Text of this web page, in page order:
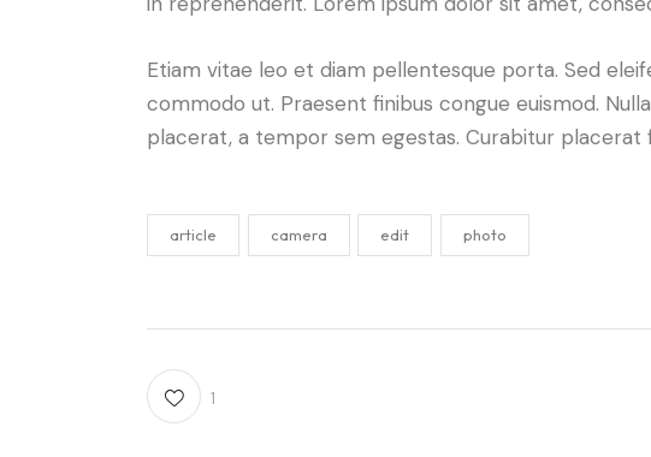
Etiam vitae leo et diam pellentesque porta. Sed
commodo ut. Praesent finibus congue euismod.
placerat, a tempor sem egestas. Curabitur placerat
article camera edit photo
1